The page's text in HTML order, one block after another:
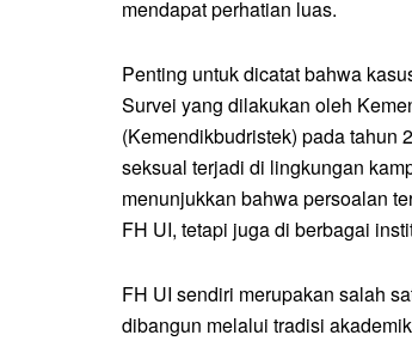
mendapat perhatian luas.
Penting untuk dicatat bahwa
Survei yang dilakukan oleh
(Kemendikbudristek) pada tahun
seksual terjadi di lingkungan
menunjukkan bahwa persoalan
FH UI, tetapi juga di berbagai
FH UI sendiri merupakan salah
dibangun melalui tradisi